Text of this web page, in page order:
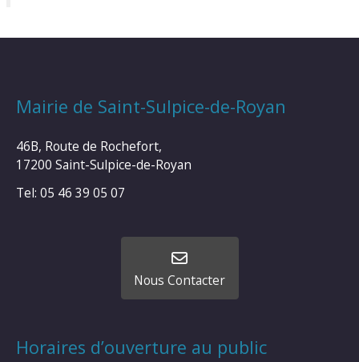
Mairie de Saint-Sulpice-de-Royan
46B, Route de Rochefort,
17200 Saint-Sulpice-de-Royan
Tel: 05 46 39 05 07
Nous Contacter
Horaires d’ouverture au public